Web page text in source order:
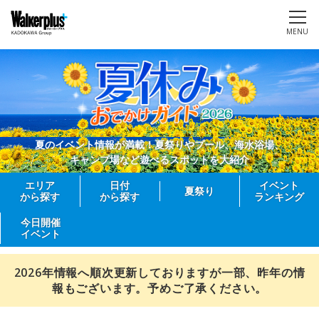
MENU
夏のイベント情報が満載！夏祭りやプール、海水浴場、
キャンプ場など遊べるスポットを大紹介
エリア
から探す
日付
から探す
夏祭り
イベント
ランキング
今日開催
イベント
2026年情報へ順次更新しておりますが一部、昨年の情
報もございます。予めご了承ください。